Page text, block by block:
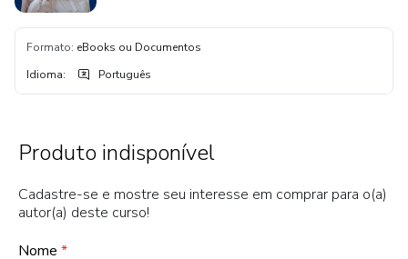
Formato: eBooks ou Documentos
Idioma: Português
Produto indisponível
Cadastre-se e mostre seu interesse em comprar para o(a)
autor(a) deste curso!
Nome *